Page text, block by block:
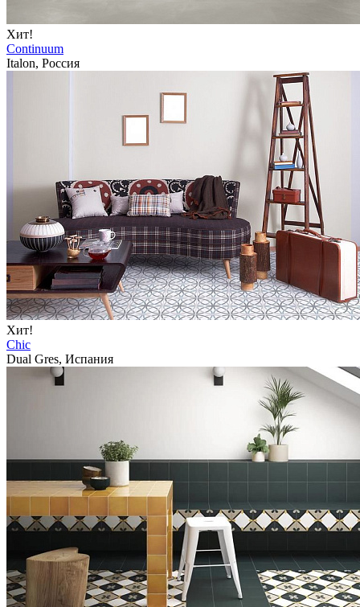
Хит!
Continuum
Italon, Россия
Хит!
Chic
Dual Gres, Испания